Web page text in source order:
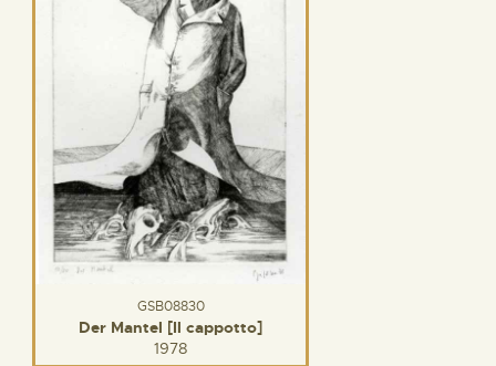
GSB08830
Der Mantel [Il cappotto]
1978